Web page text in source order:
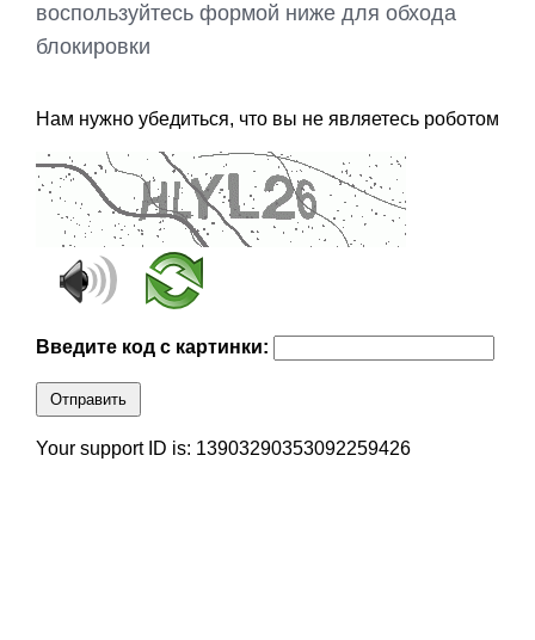
воспользуйтесь формой ниже для обхода
блокировки
Нам нужно убедиться, что вы не являетесь роботом
Введите код с картинки:
Отправить
Your support ID is: 13903290353092259426